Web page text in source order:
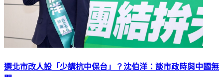
選北市改人設「少講抗中保台」？沈伯洋：談市政時與中國無